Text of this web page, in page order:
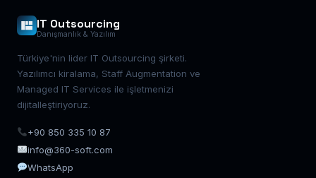
IT Outsourcing
Danışmanlık & Yazılım
Türkiye'nin lider IT Outsourcing şirketi.
Yazılımcı kiralama, Staff Augmentation ve
Managed IT Services ile işletmenizi
dijitalleştiriyoruz.
+90 850 335 10 87
info@360-soft.com
WhatsApp